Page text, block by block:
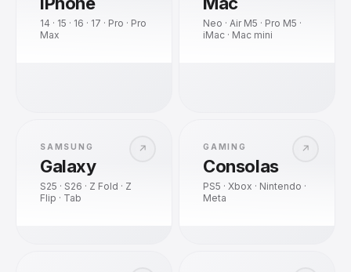
14 · 15 · 16 · 17 · Pro · Pro
Max
Neo · Air M5 · Pro M5 ·
iMac · Mac mini
↗
SAMSUNG
Galaxy
S25 · S26 · Z Fold · Z
Flip · Tab
↗
GAMING
Consolas
PS5 · Xbox · Nintendo ·
Meta